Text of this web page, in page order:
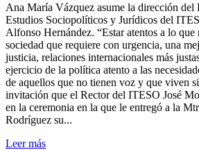
Ana María Vázquez asume la dirección del
Estudios Sociopolíticos y Jurídicos del
Alfonso Hernández. “Estar atentos a lo que
sociedad que requiere con urgencia, una
justicia, relaciones internacionales más
ejercicio de la política atento a las
de aquellos que no tienen voz y que viven
invitación que el Rector del ITESO José
en la ceremonia en la que le entregó a la
Rodríguez su...
Leer más